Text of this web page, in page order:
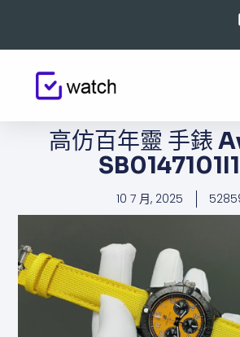
高仿百年靈 手錶​
10 7 月, 2025